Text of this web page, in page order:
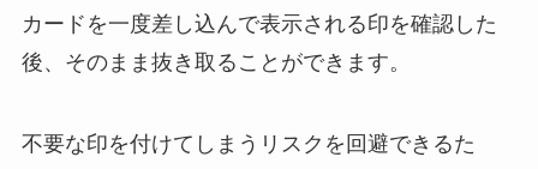
カードを一度差し込んで表示される印を確認した
後、そのまま抜き取ることができます。
不要な印を付けてしまうリスクを回避できるた